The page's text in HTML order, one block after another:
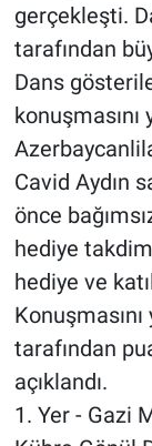
gerçekleşti.
tarafından
Dans
Cavid Aydın
önce
hediye
hediye ve
tarafından
açıklandı.
1. Yer - Gazi